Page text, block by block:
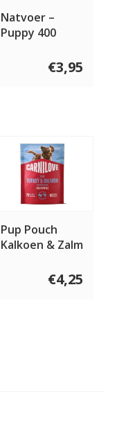
Natvoer –
Puppy 400
€3,95
Pup Pouch
Kalkoen & Zalm
€4,25